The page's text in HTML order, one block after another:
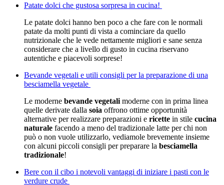
Patate dolci che gustosa sorpresa in cucina!
Le patate dolci hanno ben poco a che fare con le normali
patate da molti punti di vista a cominciare da quello
nutrizionale che le vede nettamente migliori e sane senza
considerare che a livello di gusto in cucina riservano
autentiche e piacevoli sorprese!
Bevande vegetali e utili consigli per la preparazione di una
besciamella vegetale
Le moderne bevande vegetali moderne con in prima linea
quelle derivate dalla soia offrono ottime opportunità
alternative per realizzare preparazioni e ricette in stile cucina
naturale facendo a meno del tradizionale latte per chi non
può o non vuole utilizzarlo, vediamole brevemente insieme
con alcuni piccoli consigli per preparare la besciamella
tradizionale!
Bere con il cibo i notevoli vantaggi di iniziare i pasti con le
verdure crude